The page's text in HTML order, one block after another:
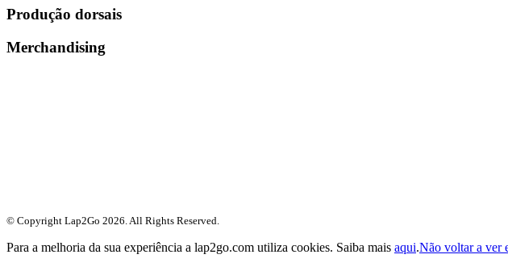
Produção dorsais
Merchandising
© Copyright Lap2Go 2026. All Rights Reserved.
Para a melhoria da sua experiência a lap2go.com utiliza cookies. Saiba mais aqui.Não voltar a ver